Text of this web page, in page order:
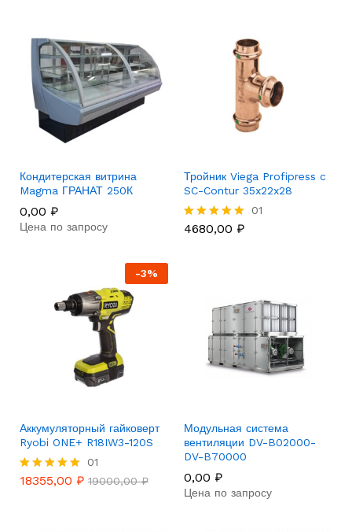
Кондитерская витрина
Magma ГРАНАТ 250К
0,00 ₽
Цена по запросу
Тройник Viega Profipress c
SC-Contur 35x22x28
Rated
01
4680,00 ₽
-3%
Аккумуляторный гайковерт
Ryobi ONE+ R18IW3-120S
Rated
01
18355,00 ₽ 19000,00₽
Модульная система
вентиляции DV-B02000-
DV-B70000
0,00 ₽
Цена по запросу